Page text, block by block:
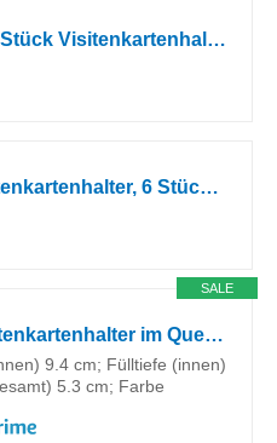
RFYTDCF 12 Stück Visitenkartenhalter, Transparente Visitenkartenständer Visitenkartenbox Kunststoff Business Card Holder Aufsteller Visitenkarten Halte für Ausstellung Zuhause Büro
Alethron Visitenkartenhalter, 6 Stück Visitenkartenständer Acryl Business Card Holder Visitenkarten Halter Aufsteller Visitenkarte Tischständer Wand für Büro Zuhause Sammlung Veranstalter
SALE
Taymar® Visitenkartenhalter im Querformat, DIN A8 (95×52mm), Transparent
9.4 cm; Fülltiefe (innen)
5.3 cm; Farbe